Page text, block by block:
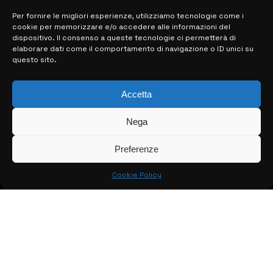
Per fornire le migliori esperienze, utilizziamo tecnologie come i
cookie per memorizzare e/o accedere alle informazioni del
dispositivo. Il consenso a queste tecnologie ci permetterà di
elaborare dati come il comportamento di navigazione o ID unici su
questo sito.
Accetta
Nega
Preferenze
Cookie Policy
MAPPA DEL SITO
> NOTIZIE
> CONTATTI